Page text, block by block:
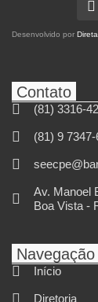
Desenvolvido por
Contato
(81) 3316-
(81) 9 7347-
Av. Manoel
Boa Vista -
Navegação
Início
Diretoria